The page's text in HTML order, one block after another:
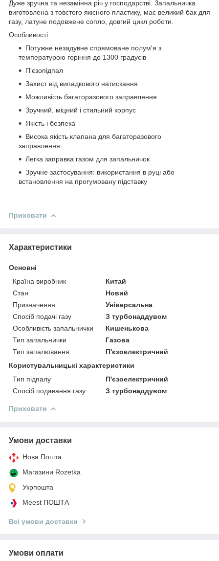
Дуже зручна та незамінна річ у господарстві. Запальничка
виготовлена з товстого якісного пластику, має великий бак для
газу, латуне подовжене сопло, довгий цикл роботи.
Особливості:
Потужне незадувне спрямоване полум'я з
температурою горіння до 1300 градусів
П'єзопідпал
Захист від випадкового натискання
Можливість багаторазового заправлення
Зручний, міцний і стильний корпус
Якість і безпека
Висока якість клапана для багаторазового
заправлення
Легка заправка газом для запальничок
Зручне застосування: використання в руці або
встановлення на прогумовану підставку
Приховати
Характеристики
Основні
Країна виробник
Китай
Стан
Новий
Призначення
Універсальна
Спосіб подачі газу
З турбонаддувом
Особливість запальнички
Кишенькова
Тип запальнички
Газова
Тип запалювання
П'єзоелектричний
Користувальницькі характеристики
Тип підпалу
П'єзоелектричний
Спосіб подавання газу
З турбонаддувом
Приховати
Умови доставки
Нова Пошта
Магазини Rozetka
Укрпошта
Meest ПОШТА
Всі умови доставки
Умови оплати